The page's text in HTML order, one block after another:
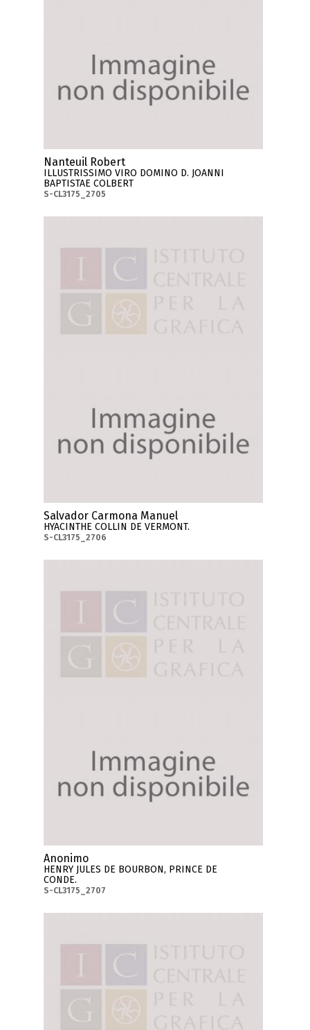
Nanteuil Robert
ILLUSTRISSIMO VIRO DOMINO D. JOANNI
BAPTISTAE COLBERT
S-CL3175_2705
Salvador Carmona Manuel
HYACINTHE COLLIN DE VERMONT.
S-CL3175_2706
Anonimo
HENRY JULES DE BOURBON, PRINCE DE
CONDE.
S-CL3175_2707